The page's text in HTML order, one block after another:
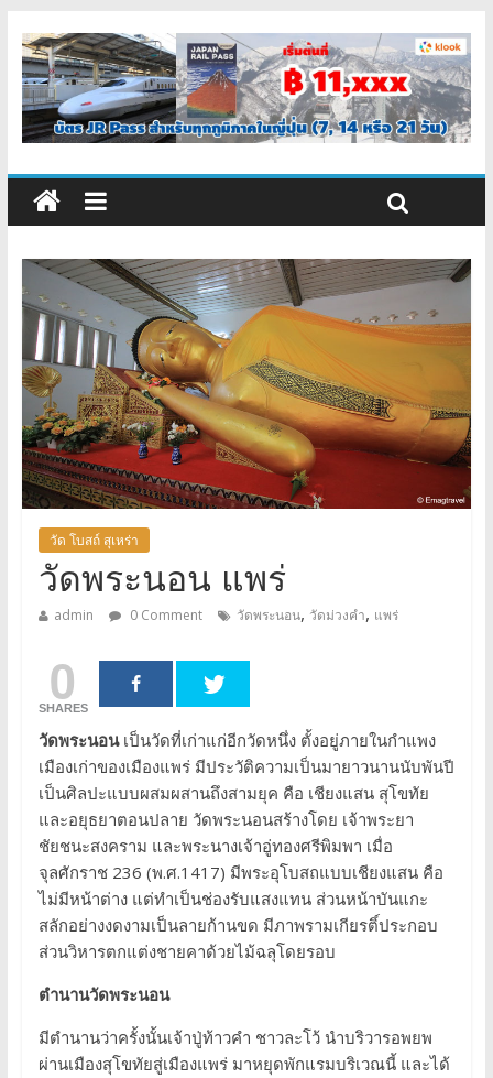
วัด โบสถ์ สุเหร่า
วัดพระนอน แพร่
admin 0 Comment วัดพระนอน, วัดม่วงคำ, แพร่
0
SHARES
วัดพระนอน เป็นวัดที่เก่าแก่อีกวัดหนึ่ง ตั้งอยู่ภายในกำแพง
เมืองเก่าของเมืองแพร่ มีประวัติความเป็นมายาวนานนับพันปี
เป็นศิลปะแบบผสมผสานถึงสามยุค คือ เชียงแสน สุโขทัย
และอยุธยาตอนปลาย วัดพระนอนสร้างโดย เจ้าพระยา
ชัยชนะสงคราม และพระนางเจ้าอู่ทองศรีพิมพา เมื่อ
จุลศักราช 236 (พ.ศ.1417) มีพระอุโบสถแบบเชียงแสน คือ
ไม่มีหน้าต่าง แต่ทำเป็นช่องรับแสงแทน ส่วนหน้าบันแกะ
สลักอย่างงดงามเป็นลายก้านขด มีภาพรามเกียรติ์ประกอบ
ส่วนวิหารตกแต่งชายคาด้วยไม้ฉลุโดยรอบ
ตำนานวัดพระนอน
มีตำนานว่าครั้งนั้นเจ้าปู่ท้าวคำ ชาวละโว้ นำบริวารอพยพ
ผ่านเมืองสุโขทัยสู่เมืองแพร่ มาหยุดพักแรมบริเวณนี้ และได้